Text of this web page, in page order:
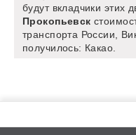
будут вкладчики этих
Прокопьевск
транспорта России,
получилось: Какао.